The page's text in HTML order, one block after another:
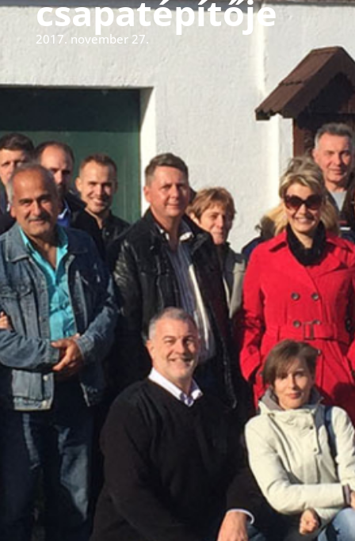
csapatépítője
2017. november 27.